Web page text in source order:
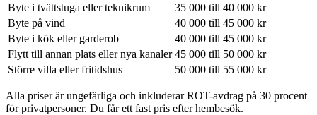
Byte i tvättstuga eller teknikrum
35 000 till 40 000 kr
Byte på vind
40 000 till 45 000 kr
Byte i kök eller garderob
40 000 till 45 000 kr
Flytt till annan plats eller nya kanaler 45 000 till 50 000 kr
Större villa eller fritidshus
50 000 till 55 000 kr
Alla priser är ungefärliga och inkluderar ROT-avdrag på 30 procent
för privatpersoner. Du får ett fast pris efter hembesök.